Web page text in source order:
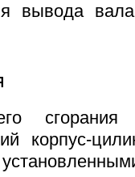
вывода вала
корпус-